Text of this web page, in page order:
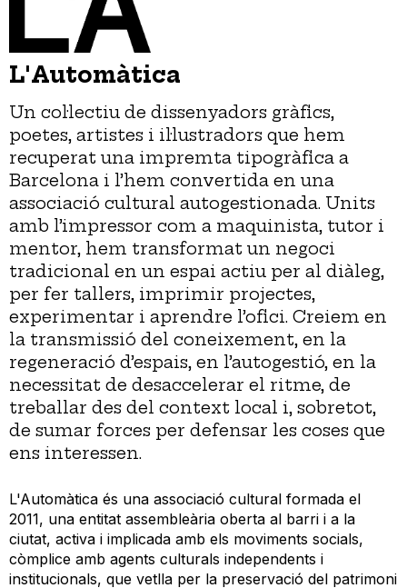
L'Automàtica
Un col·lectiu de dissenyadors gràfics,
poetes, artistes i il·lustradors que hem
recuperat una impremta tipogràfica a
Barcelona i l’hem convertida en una
associació cultural autogestionada. Units
amb l’impressor com a maquinista, tutor i
mentor, hem transformat un negoci
tradicional en un espai actiu per al diàleg,
per fer tallers, imprimir projectes,
experimentar i aprendre l’ofici. Creiem en
la transmissió del coneixement, en la
regeneració d’espais, en l’autogestió, en la
necessitat de desaccelerar el ritme, de
treballar des del context local i, sobretot,
de sumar forces per defensar les coses que
ens interessen.
L'Automàtica és una associació cultural formada el
2011, una entitat assembleària oberta al barri i a la
ciutat, activa i implicada amb els moviments socials,
còmplice amb agents culturals independents i
institucionals, que vetlla per la preservació del patrimoni